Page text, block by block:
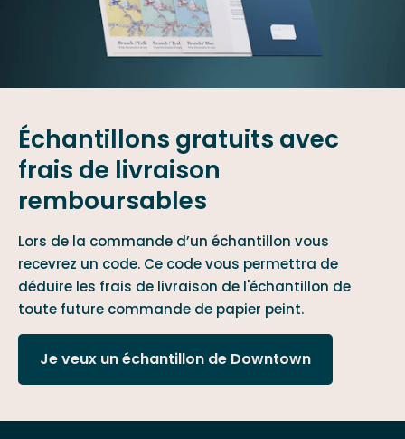
Échantillons gratuits avec
frais de livraison
remboursables
Lors de la commande d’un échantillon vous
recevrez un code. Ce code vous permettra de
déduire les frais de livraison de l'échantillon de
toute future commande de papier peint.
Je veux un échantillon de Downtown